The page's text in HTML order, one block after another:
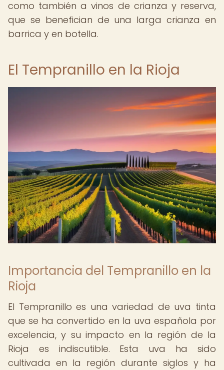
como también a vinos de crianza y reserva,
que se benefician de una larga crianza en
barrica y en botella.
El Tempranillo en la Rioja
Importancia del Tempranillo en la
Rioja
El Tempranillo es una variedad de uva tinta
que se ha convertido en la uva española por
excelencia, y su impacto en la región de la
Rioja es indiscutible. Esta uva ha sido
cultivada en la región durante siglos y ha